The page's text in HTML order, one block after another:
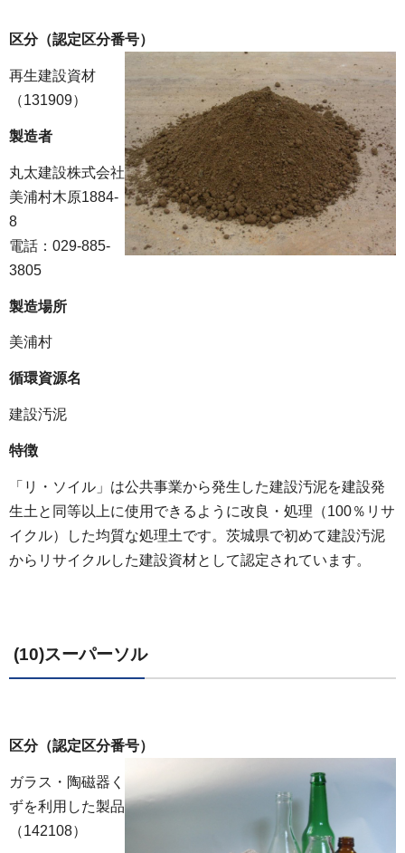
区分（認定区分番号）
再生建設資材
（131909）
製造者
丸太建設株式会社
美浦村木原1884-
8
電話：029-885-
3805
製造場所
美浦村
循環資源名
建設汚泥
特徴
「リ・ソイル」は公共事業から発生した建設汚泥を建設発
生土と同等以上に使用できるように改良・処理（100％リサ
イクル）した均質な処理土です。茨城県で初めて建設汚泥
からリサイクルした建設資材として認定されています。
(10)スーパーソル
区分（認定区分番号）
ガラス・陶磁器く
ずを利用した製品
（142108）